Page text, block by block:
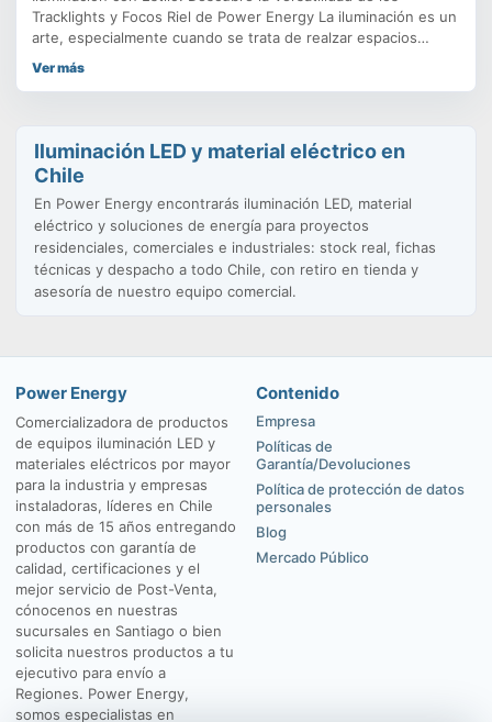
Tracklights y Focos Riel de Power Energy La iluminación es un
arte, especialmente cuando se trata de realzar espacios
comerciales, galerías de arte, vitrinas o incluso ambientes
Ver más
Iluminación LED y material eléctrico en
Chile
En Power Energy encontrarás iluminación LED, material
eléctrico y soluciones de energía para proyectos
residenciales, comerciales e industriales: stock real, fichas
técnicas y despacho a todo Chile, con retiro en tienda y
asesoría de nuestro equipo comercial.
Power Energy
Comercializadora de productos
de equipos iluminación LED y
materiales eléctricos por mayor
para la industria y empresas
instaladoras, líderes en Chile
con más de 15 años entregando
productos con garantía de
calidad, certificaciones y el
mejor servicio de Post-Venta,
cónocenos en nuestras
sucursales en Santiago o bien
solicita nuestros productos a tu
ejecutivo para envío a
Regiones. Power Energy,
somos especialistas en
Contenido
Empresa
Políticas de
Garantía/Devoluciones
Política de protección de datos
personales
Blog
Mercado Público